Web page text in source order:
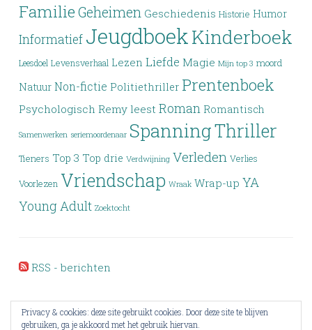
Familie Geheimen Geschiedenis Historie Humor
Informatief JeugdboekKinderboek
Leesdoel Levensverhaal Lezen Liefde Magie Mijn top 3 moord
Natuur Non-fictie Politiethriller Prentenboek
Psychologisch Remy leest Roman Romantisch
Samenwerken seriemoordenaar SpanningThriller
Tieners Top 3 Top drie Verdwijning Verleden Verlies
Voorlezen Vriendschap Wraak Wrap-up YA
Young Adult Zoektocht
RSS - berichten
Privacy & cookies: deze site gebruikt cookies. Door deze site te blijven
gebruiken, ga je akkoord met het gebruik hiervan.